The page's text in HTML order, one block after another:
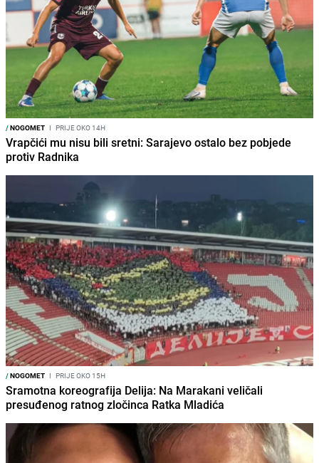
/NOGOMET I PRIJE OKO 14H
Vrapčići mu nisu bili sretni: Sarajevo ostalo bez pobjede
protiv Radnika
/NOGOMET I PRIJE OKO 15H
Sramotna koreografija Delija: Na Marakani veličali
presuđenog ratnog zločinca Ratka Mladića